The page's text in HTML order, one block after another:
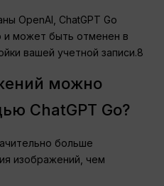
OpenAI, ChatGPT Go
и может быть отменен в
вашей учетной записи.8
можно
ChatGPT Go?
больше
изображений, чем